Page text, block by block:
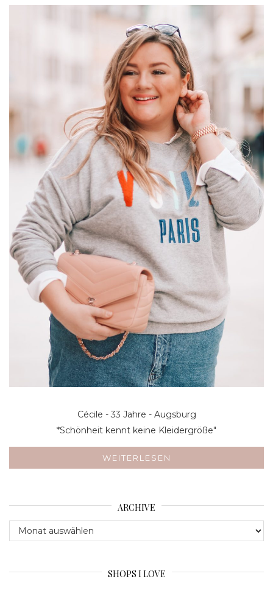
Cécile - 33 Jahre - Augsburg
*Schönheit kennt keine Kleidergröße"
WEITERLESEN
ARCHIVE
Archive
SHOPS I LOVE